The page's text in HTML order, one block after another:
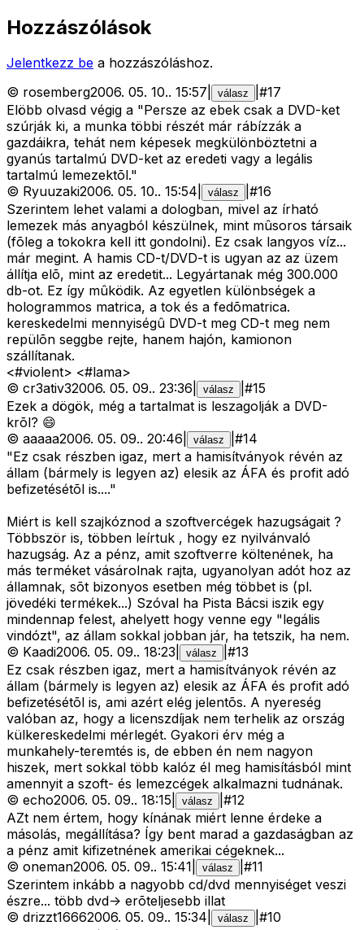
Hozzászólások
Jelentkezz be a hozzászóláshoz.
© rosemberg2006. 05. 10.. 15:57 válasz #17
Elöbb olvasd végig a "Persze az ebek csak a DVD-ket
szúrják ki, a munka többi részét már rábízzák a
gazdáikra, tehát nem képesek megkülönböztetni a
gyanús tartalmú DVD-ket az eredeti vagy a legális
tartalmú lemezektõl."
© Ryuuzaki2006. 05. 10.. 15:54 válasz #16
Szerintem lehet valami a dologban, mivel az írható
lemezek más anyagból készülnek, mint mûsoros társaik
(fõleg a tokokra kell itt gondolni). Ez csak langyos víz...
már megint. A hamis CD-t/DVD-t is ugyan az az üzem
állítja elõ, mint az eredetit... Legyártanak még 300.000
db-ot. Ez így mûködik. Az egyetlen különbségek a
hologrammos matrica, a tok és a fedõmatrica.
kereskedelmi mennyiségû DVD-t meg CD-t meg nem
repülõn seggbe rejte, hanem hajón, kamionon
szállítanak.
<#violent> <#lama>
© cr3ativ32006. 05. 09.. 23:36 válasz #15
Ezek a dögök, még a tartalmat is leszagolják a DVD-
krõl? 😄
© aaaaa2006. 05. 09.. 20:46 válasz #14
"Ez csak részben igaz, mert a hamisítványok révén az
állam (bármely is legyen az) elesik az ÁFA és profit adó
befizetésétõl is...."
Miért is kell szajkóznod a szoftvercégek hazugságait ?
Többször is, többen leírtuk , hogy ez nyilvánvaló
hazugság. Az a pénz, amit szoftverre költenének, ha
más terméket vásárolnak rajta, ugyanolyan adót hoz az
államnak, sõt bizonyos esetben még többet is (pl.
jövedéki termékek...) Szóval ha Pista Bácsi iszik egy
mindennap felest, ahelyett hogy venne egy "legális
vindózt", az állam sokkal jobban jár, ha tetszik, ha nem.
© Kaadi2006. 05. 09.. 18:23 válasz #13
Ez csak részben igaz, mert a hamisítványok révén az
állam (bármely is legyen az) elesik az ÁFA és profit adó
befizetésétõl is, ami azért elég jelentõs. A nyereség
valóban az, hogy a licenszdíjak nem terhelik az ország
külkereskedelmi mérlegét. Gyakori érv még a
munkahely-teremtés is, de ebben én nem nagyon
hiszek, mert sokkal több kalóz él meg hamisításból mint
amennyit a szoft- és lemezcégek alkalmazni tudnának.
© echo2006. 05. 09.. 18:15 válasz #12
AZt nem értem, hogy kínának miért lenne érdeke a
másolás, megállítása? Így bent marad a gazdaságban az
a pénz amit kifizetnének amerikai cégeknek...
© oneman2006. 05. 09.. 15:41 válasz #11
Szerintem inkább a nagyobb cd/dvd mennyiséget veszi
észre... több dvd-> erõteljesebb illat
© drizzt16662006. 05. 09.. 15:34 válasz #10